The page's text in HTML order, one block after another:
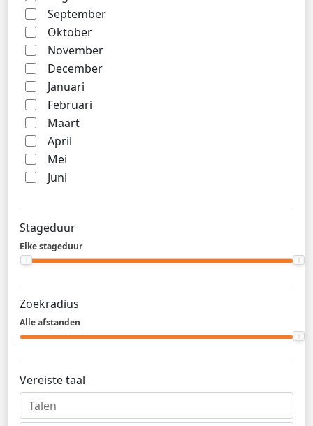
September
Oktober
November
December
Januari
Februari
Maart
April
Mei
Juni
Stageduur
Elke stageduur
Zoekradius
Alle afstanden
Vereiste taal